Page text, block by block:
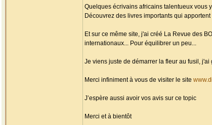
Quelques écrivains africains talentueux vous
Découvrez des livres importants qui
Et sur ce même site, j'ai créé La Revue des
internationaux... Pour équilibrer un peu...
Je viens juste de démarrer la fleur au fusil,
Merci infiniment à vous de visiter le site
J’espère aussi avoir vos avis sur ce topic
Merci et à bientôt